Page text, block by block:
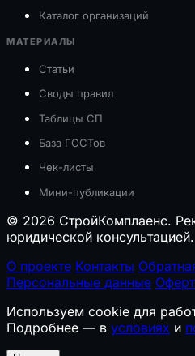
Каталог организаций
МАТЕРИАЛЫ
Статьи
Своды правил
Таблицы СП
База ГОСТов
Чек-листы
Мини-публикации
© 2026 СтройКомплаенс.
юридической консультацией.
О проекте Контакты
Персональные данные
Используем cookie для
Подробнее — в условиях и